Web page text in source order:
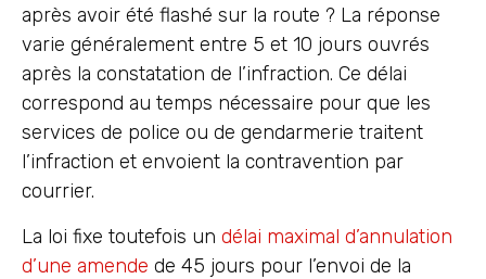
après avoir été flashé sur la route ? La réponse
varie généralement entre 5 et 10 jours ouvrés
après la constatation de l’infraction. Ce délai
correspond au temps nécessaire pour que les
services de police ou de gendarmerie traitent
l’infraction et envoient la contravention par
courrier.
La loi fixe toutefois un délai maximal d’annulation
d’une amende de 45 jours pour l’envoi de la